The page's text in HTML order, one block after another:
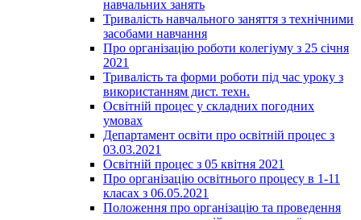
навчальних занять
Тривалість навчального заняття з технічними
засобами навчання
Про організацію роботи колегіуму з 25 січня
2021
Тривалість та форми роботи під час уроку з
використанням дист. техн.
Освітній процес у складних погодних
умовах
Департамент освіти про освітній процес з
03.03.2021
Освітній процес з 05 квітня 2021
Про організацію освітнього процесу в 1-11
класах з 06.05.2021
Положення про організацію та проведення